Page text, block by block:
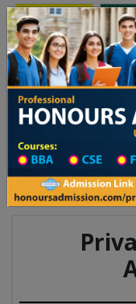
Toggle
Updates
২০২৫-২৬ শিক্ষাবর্ষের ১ম বর্ষের ভর্তি
College List in